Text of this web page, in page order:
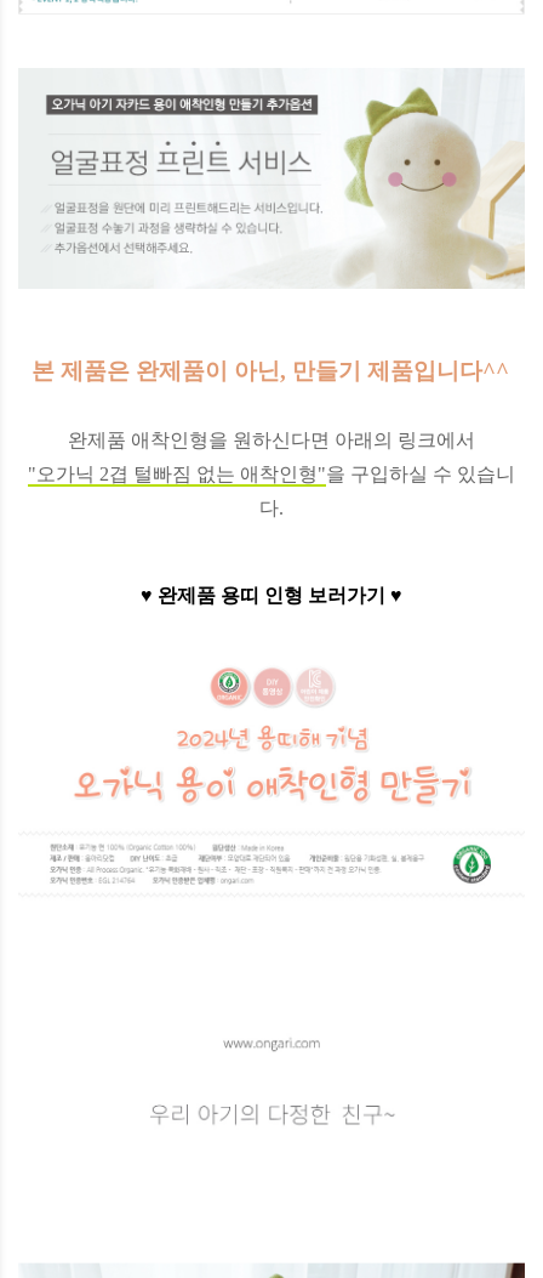
본 제품은 완제품이 아닌, 만들기 제품입니다^^
완제품 애착인형을 원하신다면 아래의 링크에서
"오가닉 2겹 털빠짐 없는 애착인형"을 구입하실 수 있습니
다.
♥ 완제품 용띠 인형 보러가기 ♥